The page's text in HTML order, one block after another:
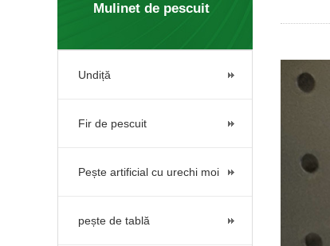
Mulinet de pescuit
Undiță
Fir de pescuit
Pește artificial cu urechi moi
pește de tablă